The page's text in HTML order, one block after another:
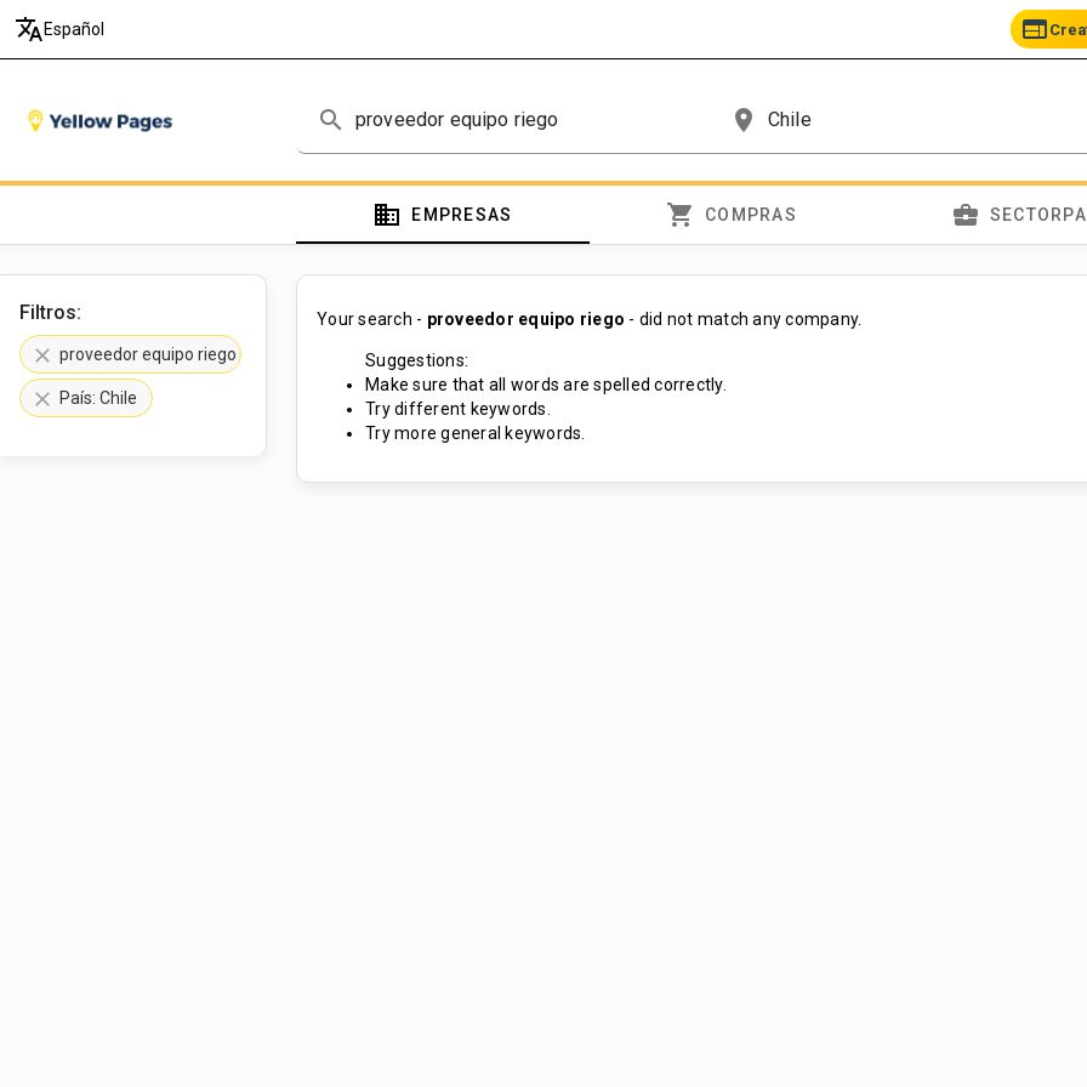
translate Español web
search place
domain EMPRESAS shopping_cart COMPRAS business_center
Filtros:
clear proveedor equipo riego
clear País: Chile
Your search - proveedor equipo riego - did not match any company.
Suggestions:
Make sure that all words are spelled correctly.
Try different keywords.
Try more general keywords.